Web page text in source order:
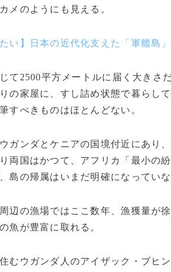
メのようにも見える。
たい】日本の近代化支えた「軍艦島
て2500平方メートルに届く大きさ
の家屋に、すし詰め状態で暮らし
すべきものはほとんどない。
ガンダとケニアの国境付近にあり
両国はかつて、アフリカ「最小の
島の帰属はいまだ明確になっていな
辺の漁場ではここ数年、漁獲量が
魚が豊富に取れる。
むウガンダ人のアイザック・ブヒ